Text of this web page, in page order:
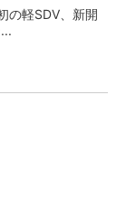
の軽SDV、新開